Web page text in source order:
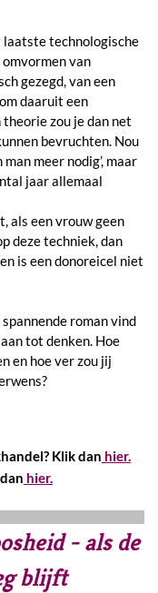
laatste technologische
van
gezegd, van een
daaruit een
zou je dan net
bevruchten. Nou
man meer nodig’, maar
jaar allemaal
als een vrouw geen
deze techniek, dan
is een donoreicel niet
roman vind
tot denken. Hoe
en hoe ver zou jij
Klik dan hier.
hier.
- als de
blijft